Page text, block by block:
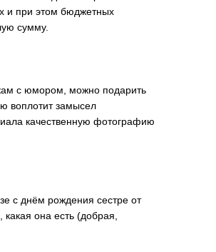
и при этом бюджетных
сумму.
с юмором, можно подарить
воплотит замысел
качественную фотографию
с днём рождения сестре от
она есть (добрая,